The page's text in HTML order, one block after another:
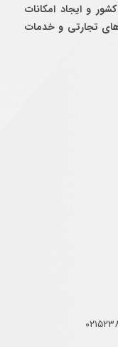
و ايجاد امكانات
تجارتی و خدمات